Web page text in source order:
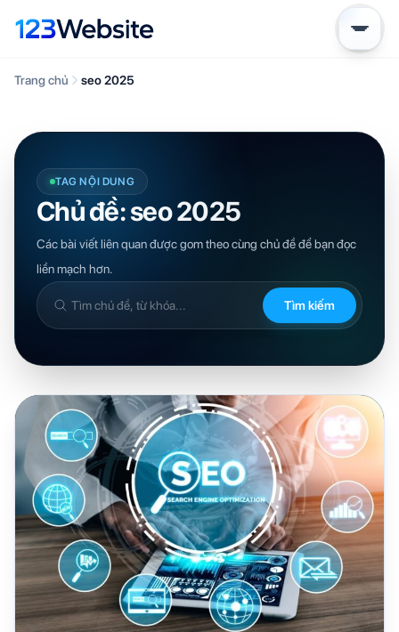
Trang chủ seo 2025
TAG NỘI DUNG
Chủ đề: seo 2025
Các bài viết liên quan được gom theo cùng chủ đề để bạn đọc
liền mạch hơn.
Tìm
trong
thức
Tìm kiếm